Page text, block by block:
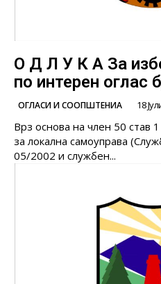
О Д Л У К А За
по интерен оглас
ОГЛАСИ И СООПШТЕНИА 18
Врз основа на член 50 став
за локална самоуправа
05/2002 и службен...